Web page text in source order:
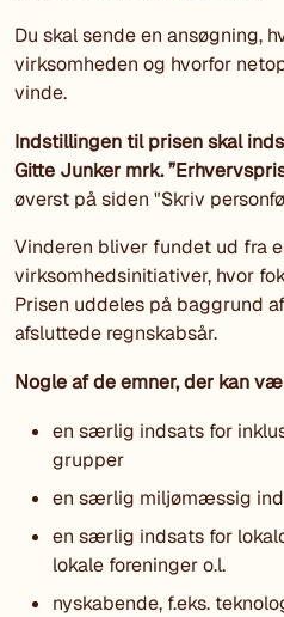
Du skal sende en ansøgning,
virksomheden og hvorfor
vinde.
Indstillingen til prisen skal
Gitte Junker mrk.
øverst på siden "Skriv
Vinderen bliver fundet ud fra
virksomhedsinitiativer, hvor
Prisen uddeles på baggrund
afsluttede regnskabsår.
Nogle af de emner, der kan
en særlig indsats for
grupper
en særlig miljømæssig
en særlig indsats for
lokale foreninger o.l.
nyskabende, f.eks.